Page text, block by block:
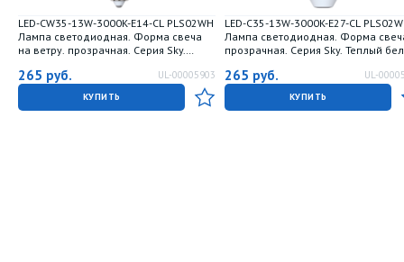
LED-CW35-13W-3000K-E14-CL PLS02WH
Лампа светодиодная. Форма свеча
на ветру. прозрачная. Серия Sky.
Uniel.
265 руб. UL-00005903
КУПИТЬ
LED-C35-13W-3000K-E27-CL
Лампа светодиодная. Форма
прозрачная. Серия Sky. Теплый
265 руб. UL-
КУПИТЬ